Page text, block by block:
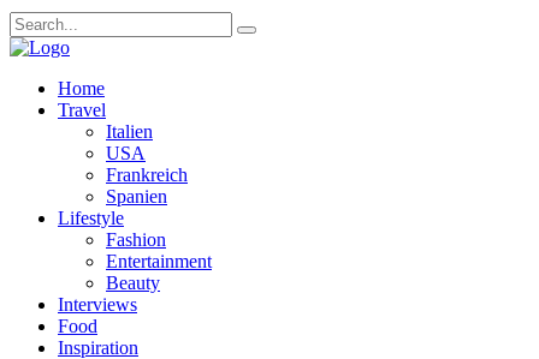
Home
Travel
Italien
USA
Frankreich
Spanien
Lifestyle
Fashion
Entertainment
Beauty
Interviews
Food
Inspiration